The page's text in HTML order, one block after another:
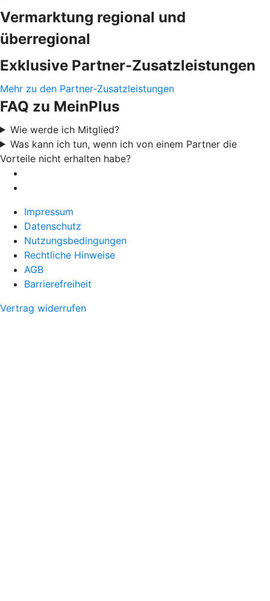
Vermarktung regional und
überregional
Exklusive Partner-Zusatzleistungen
Mehr zu den Partner-Zusatzleistungen
FAQ zu MeinPlus
Wie werde ich Mitglied?
Was kann ich tun, wenn ich von einem Partner die
Vorteile nicht erhalten habe?
Impressum
Datenschutz
Nutzungsbedingungen
Rechtliche Hinweise
AGB
Barrierefreiheit
Vertrag widerrufen